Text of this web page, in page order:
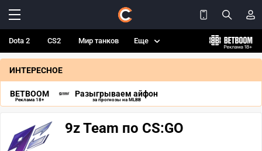
Dota 2 CS2 Мир танков Еще
ИНТЕРЕСНОЕ
BETBOOM
Реклама 18+
Разыгрываем айфон
за прогнозы на MLBB
9z Team по CS:GO